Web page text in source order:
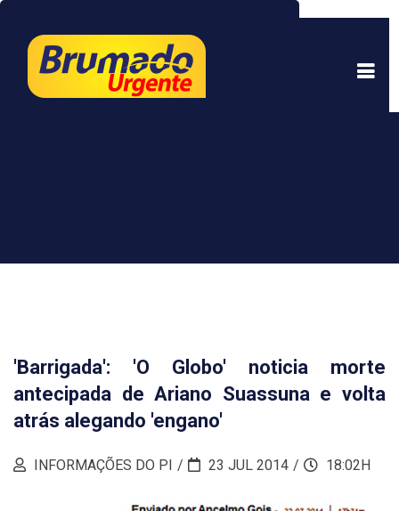
experiência. Ao continuar a navegar, você está
de acordo com isso.Saber mais.
'Barrigada': 'O Globo' noticia morte
antecipada de Ariano Suassuna e volta
atrás alegando 'engano'
INFORMAÇÕES DO PI 23 JUL 2014 18:02H